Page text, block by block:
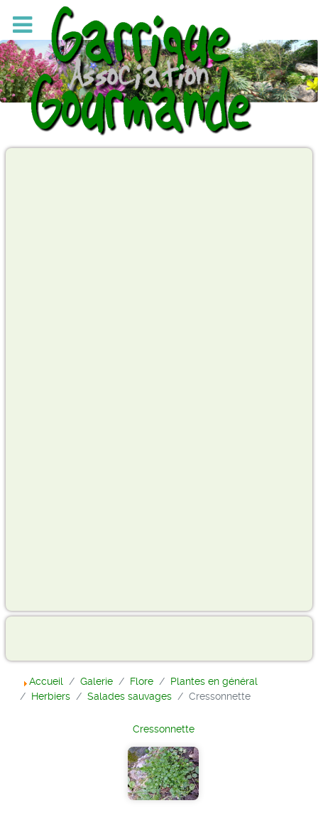
Accueil Galerie Flore
Plantes en général
Herbiers
Salades sauvages Cressonnette
Cressonnette